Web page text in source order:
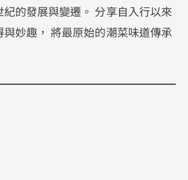
紀的發展與變遷。 分享自入行以來
妙趣， 將最原始的潮菜味道傳承